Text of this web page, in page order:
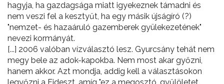
hagyja, ha gazdagsága miatt igyekeznek támadni és
nem veszi fel a kesztyűt, ha egy másik újságíró (?)
"nemzet- és hazaáruló gazemberek gyülekezetének"
nevezi kormányát.
[...] 2006 valóban vízválasztó lesz. Gyurcsány tehát nem
megy bele az adok-kapokba. Nem most akar győzni,
hanem akkor. Azt mondja, addig kell a választásokon